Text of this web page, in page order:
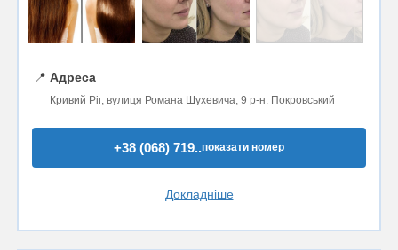
📍 Адреса
Кривий Ріг, вулиця Романа Шухевича, 9 р-н. Покровський
+38 (068) 719..показати номер
Докладніше